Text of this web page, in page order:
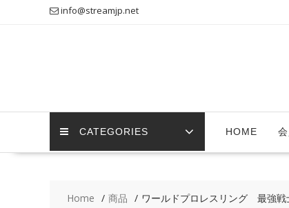
info@streamjp.net
CATEGORIES HOME
Home 商品 ワールドプロレスリング 最強戦